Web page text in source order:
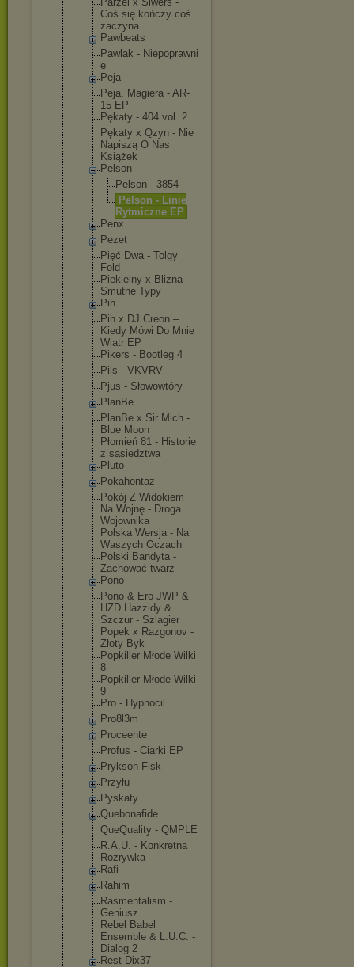
Coś się kończy coś
zaczyna
Pawbeats
Pawlak - Niepoprawni
e
Peja
Peja, Magiera - AR-
15 EP
Pękaty - 404 vol. 2
Pękaty x Qzyn - Nie
Napiszą O Nas
Książek
Pelson
Pelson - 3854
Pelson - Linie
Rytmiczne EP
Penx
Pezet
Pięć Dwa - Tolgy
Fold
Piekielny x Blizna -
Smutne Typy
Pih
Pih x DJ Creon –
Kiedy Mówi Do Mnie
Wiatr EP
Pikers - Bootleg 4
Pils - VKVRV
Pjus - Słowowtóry
PlanBe
PlanBe x Sir Mich -
Blue Moon
Płomień 81 - Historie
z sąsiedztwa
Pluto
Pokahontaz
Pokój Z Widokiem
Na Wojnę - Droga
Wojownika
Polska Wersja - Na
Waszych Oczach
Polski Bandyta -
Zachować twarz
Pono
Pono & Ero JWP &
HZD Hazzidy &
Szczur - Szlagier
Popek x Razgonov -
Złoty Byk
Popkiller Młode Wilki
8
Popkiller Młode Wilki
9
Pro - Hypnocil
Pro8l3m
Proceente
Profus - Ciarki EP
Prykson Fisk
Przyłu
Pyskaty
Quebonafide
QueQuality - QMPLE
R.A.U. - Konkretna
Rozrywka
Rafi
Rahim
Rasmentalism -
Geniusz
Rebel Babel
Ensemble & L.U.C. -
Dialog 2
Rest Dix37